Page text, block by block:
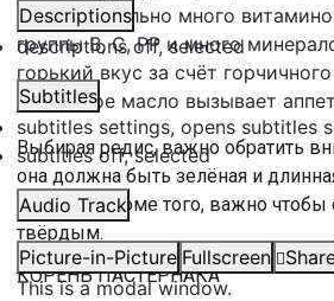
Descriptions
descriptions off, selected
Subtitles
subtitles settings, opens subtitles
subtitles off, selected
Audio Track
Picture-in-Picture Fullscreen
This is a modal window.
У него довольно много
группы В, С, РР и много
горький вкус за счёт
горчичное масло вызывает
Выбирая редис, важно обратить
она должна быть зелёная и
целыми. Кроме того, важно
твёрдым.
КОРЕНЬ ПАСТЕРНАКА